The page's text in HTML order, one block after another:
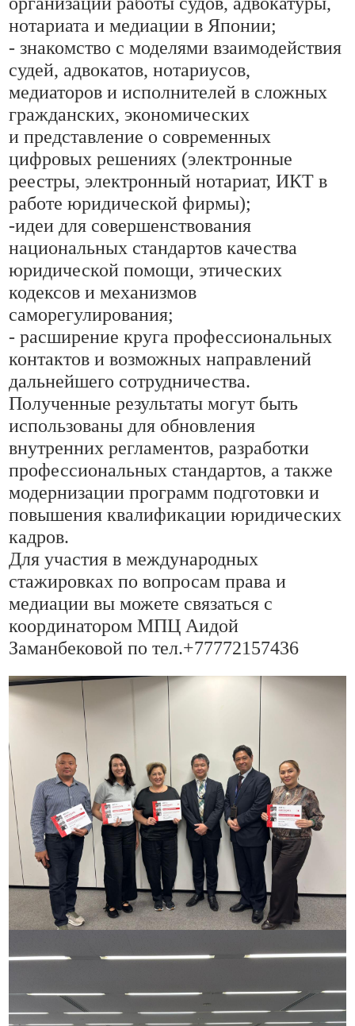
нотариата и медиации в Японии;
- знакомство с моделями взаимодействия
судей, адвокатов, нотариусов,
медиаторов и исполнителей в сложных
гражданских, экономических
и представление о современных
цифровых решениях (электронные
реестры, электронный нотариат, ИКТ в
работе юридической фирмы);
-идеи для совершенствования
национальных стандартов качества
юридической помощи, этических
кодексов и механизмов
саморегулирования;
- расширение круга профессиональных
контактов и возможных направлений
дальнейшего сотрудничества.
Полученные результаты могут быть
использованы для обновления
внутренних регламентов, разработки
профессиональных стандартов, а также
модернизации программ подготовки и
повышения квалификации юридических
кадров.
Для участия в международных
стажировках по вопросам права и
медиации вы можете связаться с
координатором МПЦ Аидой
Заманбековой по тел.+77772157436